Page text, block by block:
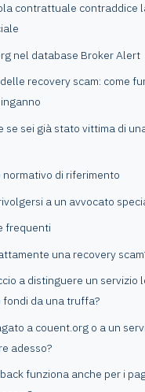
contrattuale contraddice
nel database Broker Alert
recovery scam: come
se sei già stato vittima di
di riferimento
a un avvocato
frequenti
una recovery
a distinguere un servizio
fondi da una truffa?
a couent.org o a un
adesso?
funziona anche per i